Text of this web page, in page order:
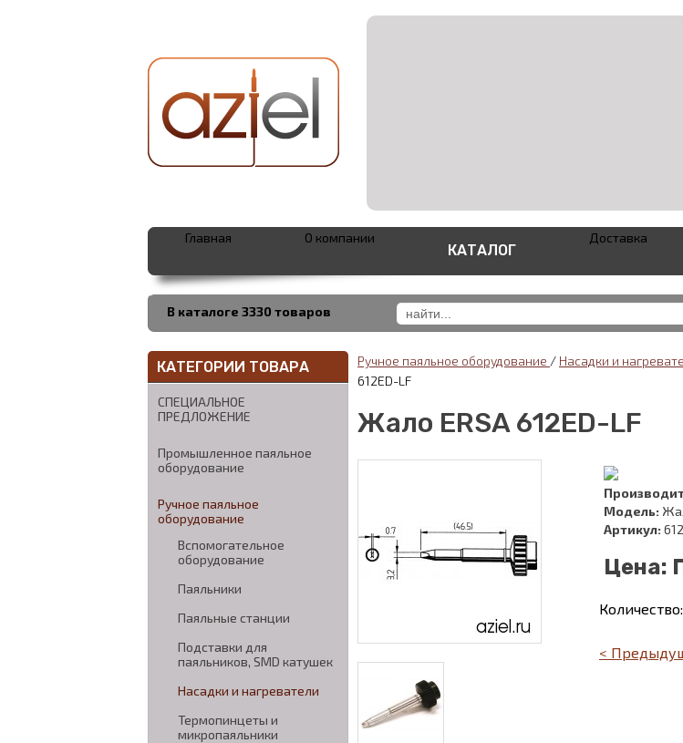
В каталоге 3330 товаров
Главная О компании
КАТАЛОГ
Доставка
КАТЕГОРИИ ТОВАРА
СПЕЦИАЛЬНОЕ
ПРЕДЛОЖЕНИЕ
Промышленное паяльное
оборудование
Ручное паяльное
оборудование
Вспомогательное
оборудование
Паяльники
Паяльные станции
Подставки для
паяльников, SMD катушек
Насадки и нагреватели
Термопинцеты и
микропаяльники
Ручное паяльное оборудование / Насадки и
612ED-LF
Жало ERSA 612ED-LF
Модель:
Артикул:
Цена:
Количество:
<